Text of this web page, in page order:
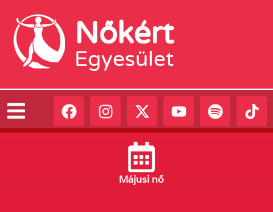
Nőkért
Egyesület
Májusi nő